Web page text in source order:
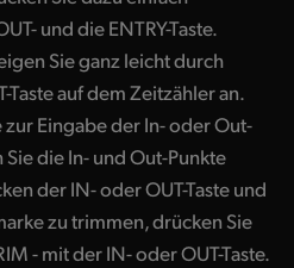
und die ENTRY-Taste.
Sie ganz leicht durch
auf dem Zeitzähler an.
zur Eingabe der In- oder Out-
die In- und Out-Punkte
der IN- oder OUT-Taste und
zu trimmen, drücken Sie
- mit der IN- oder OUT-Taste.